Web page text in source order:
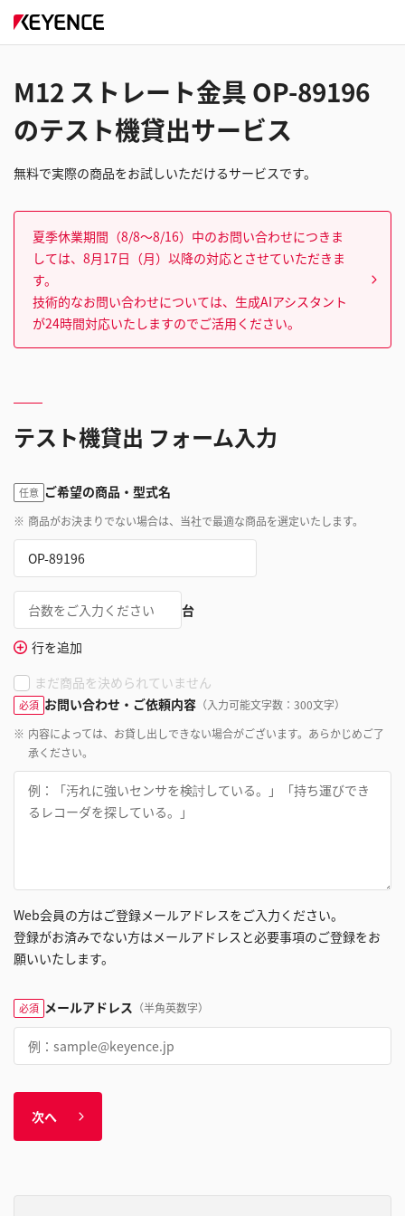
M12 ストレート金具 OP-89196
のテスト機貸出サービス
無料で実際の商品をお試しいただけるサービスです。
夏季休業期間（8/8～8/16）中のお問い合わせにつきま
しては、8月17日（月）以降の対応とさせていただきま
す。
技術的なお問い合わせについては、生成AIアシスタント
が24時間対応いたしますのでご活用ください。
テスト機貸出 フォーム入力
任意 ご希望の商品・型式名
※ 商品がお決まりでない場合は、当社で最適な商品を選定いたします。
台
行を追加
まだ商品を決められていません
必須 お問い合わせ・ご依頼内容 （入力可能文字数：300文字）
※ 内容によっては、お貸し出しできない場合がございます。あらかじめご了
承ください。
Web会員の方はご登録メールアドレスをご入力ください。
登録がお済みでない方はメールアドレスと必要事項のご登録をお
願いいたします。
必須 メールアドレス （半角英数字）
次へ